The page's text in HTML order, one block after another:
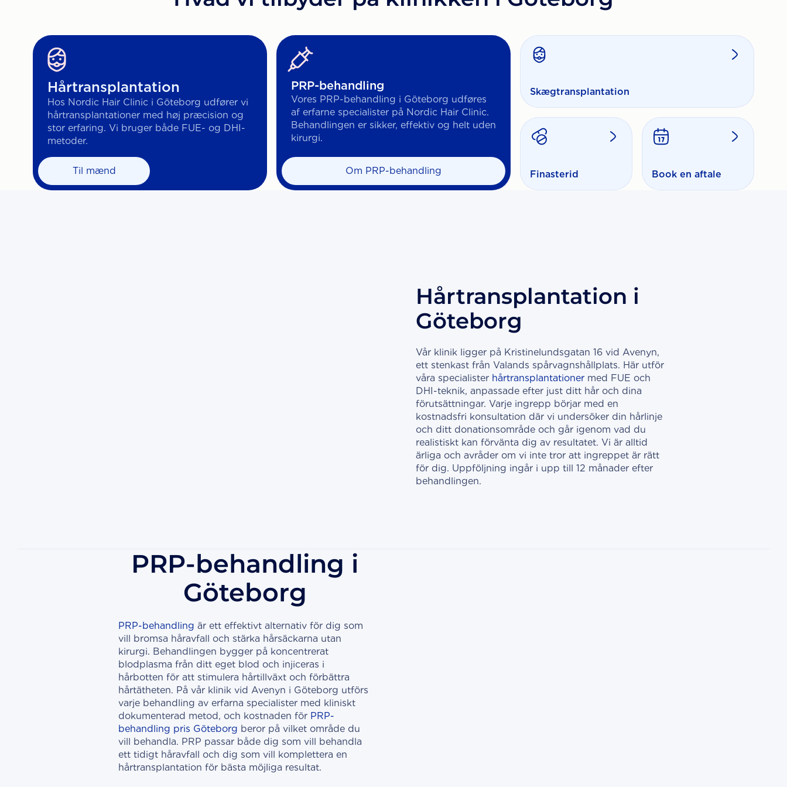
Hårtransplantation
Hos Nordic Hair Clinic i Göteborg udfører vi
hårtransplantationer med høj præcision og
stor erfaring. Vi bruger både FUE- og DHI-
metoder.
Til mænd
PRP-behandling
Vores PRP-behandling i Göteborg udføres
af erfarne specialister på Nordic Hair Clinic.
Behandlingen er sikker, effektiv og helt uden
kirurgi.
Om PRP-behandling
Skægtransplantation
Finasterid Book en aftale
Hårtransplantation i
Göteborg
Vår klinik ligger på Kristinelundsgatan 16 vid Avenyn,
ett stenkast från Valands spårvagnshållplats. Här utför
våra specialister hårtransplantationermed FUE och
DHI-teknik, anpassade efter just ditt hår och dina
förutsättningar. Varje ingrepp börjar med en
kostnadsfri konsultation där vi undersöker din hårlinje
och ditt donationsområde och går igenom vad du
realistiskt kan förvänta dig av resultatet. Vi är alltid
ärliga och avråder om vi inte tror att ingreppet är rätt
för dig. Uppföljning ingår i upp till 12 månader efter
behandlingen.
PRP-behandling i
Göteborg
PRP-behandling är ett effektivt alternativ för dig som
vill bromsa håravfall och stärka hårsäckarna utan
kirurgi. Behandlingen bygger på koncentrerat
blodplasma från ditt eget blod och injiceras i
hårbotten för att stimulera hårtillväxt och förbättra
hårtätheten. På vår klinik vid Avenyn i Göteborg utförs
varje behandling av erfarna specialister med kliniskt
dokumenterad metod, och kostnaden för PRP-
behandling pris Göteborg beror på vilket område du
vill behandla. PRP passar både dig som vill behandla
ett tidigt håravfall och dig som vill komplettera en
hårtransplantation för bästa möjliga resultat.